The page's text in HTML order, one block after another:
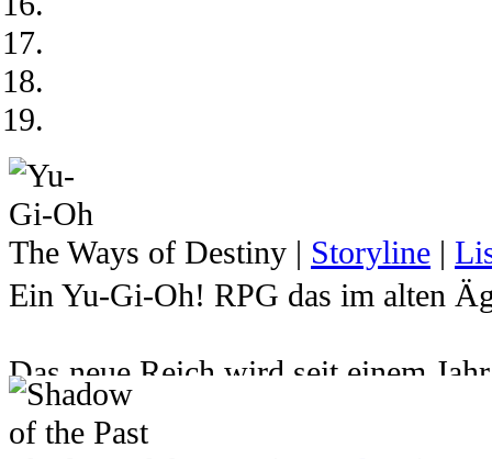
The Ways of Destiny | Storyline |
Ein Yu-Gi-Oh! RPG das im alten
Das neue Reich wird seit einem
Atemu den Herrscher über das
hat. Dadurch wurde der junge